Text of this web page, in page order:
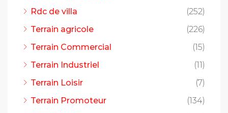
Rdc de villa
(252)
Terrain agricole
(226)
Terrain Commercial
(15)
Terrain Industriel
(11)
Terrain Loisir
(7)
Terrain Promoteur
(134)